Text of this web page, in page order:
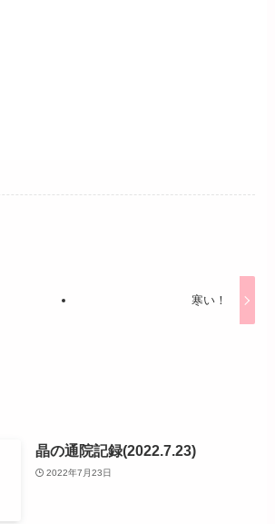
寒い！
晶の通院記録(2022.7.23)
2022年7月23日